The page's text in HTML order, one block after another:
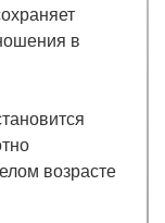
в
возрасте